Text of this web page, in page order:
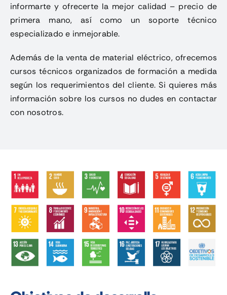
informarte y ofrecerte la mejor calidad – precio de
primera mano, así como un soporte técnico
especializado e inmejorable.
Además de la venta de material eléctrico, ofrecemos
cursos técnicos organizados de formación a medida
según los requerimientos del cliente. Si quieres más
información sobre los cursos no dudes en contactar
con nosotros.